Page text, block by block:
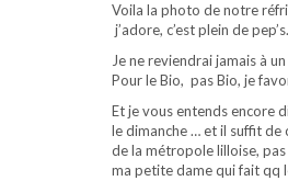
Voila la photo de notre
j’adore, c’est plein de
Je ne reviendrai jamais à
Pour le Bio, pas Bio, je
Et je vous entends encore
le dimanche … et il suffit
de la métropole lilloise,
ma petite dame qui fait qq